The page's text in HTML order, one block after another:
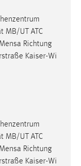
UT ATC
Richtung
Kaiser-Wi
UT ATC
Richtung
Kaiser-Wi